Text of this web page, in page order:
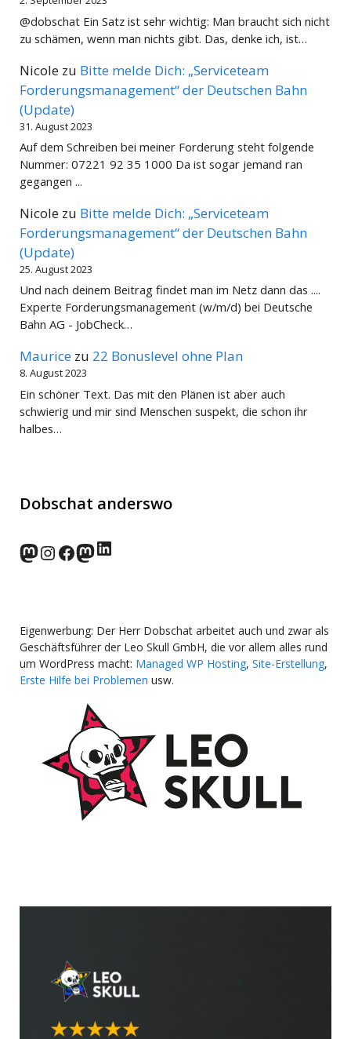
@dobschat Ein Satz ist sehr wichtig: Man braucht sich nicht
zu schämen, wenn man nichts gibt. Das, denke ich, ist…
Nicole zu Bitte melde Dich: „Serviceteam
Forderungsmanagement“ der Deutschen Bahn
(Update)
31. August 2023
Auf dem Schreiben bei meiner Forderung steht folgende
Nummer: 07221 92 35 1000 Da ist sogar jemand ran
gegangen ...
Nicole zu Bitte melde Dich: „Serviceteam
Forderungsmanagement“ der Deutschen Bahn
(Update)
25. August 2023
Und nach deinem Beitrag findet man im Netz dann das ....
Experte Forderungsmanagement (w/m/d) bei Deutsche
Bahn AG - JobCheck…
Maurice zu 22 Bonuslevel ohne Plan
8. August 2023
Ein schöner Text. Das mit den Plänen ist aber auch
schwierig und mir sind Menschen suspekt, die schon ihr
halbes…
Dobschat anderswo
norden.social
Instagram
Facebook
wp-punks.social
LinkedIn
Eigenwerbung: Der Herr Dobschat arbeitet auch und zwar als
Geschäftsführer der Leo Skull GmbH, die vor allem alles rund
um WordPress macht: Managed WP Hosting, Site-Erstellung,
Erste Hilfe bei Problemen usw.